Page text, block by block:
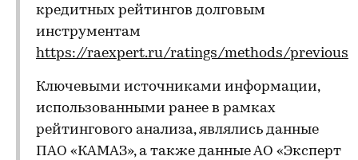
кредитных рейтингов долговым
инструментам
https://raexpert.ru/ratings/methods/previous
Ключевыми источниками информации,
использованными ранее в рамках
рейтингового анализа, являлись данные
ПАО «КАМАЗ», а также данные АО «Эксперт